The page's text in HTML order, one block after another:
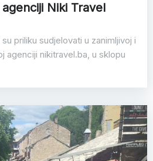
Niki Travel
priliku sudjelovati u zanimljivoj i
agenciji nikitravel.ba, u sklopu